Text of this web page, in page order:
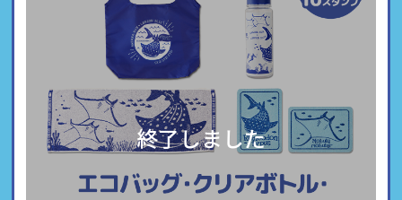
終了しました